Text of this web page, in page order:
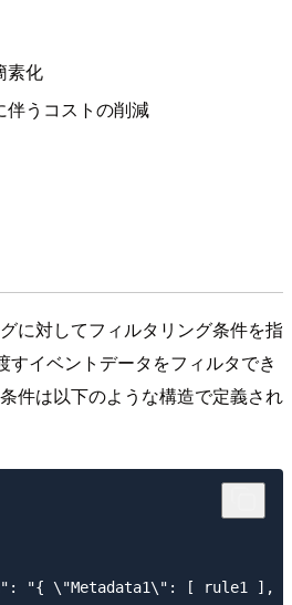
素化
伴うコストの削減
に対してフィルタリング条件を指
すイベントデータをフィルタでき
件は以下のような構造で定義され
"{ \"Metadata1\": [ rule1 ],